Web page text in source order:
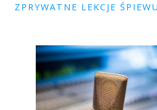
ZPRYWATNE LEKCJE